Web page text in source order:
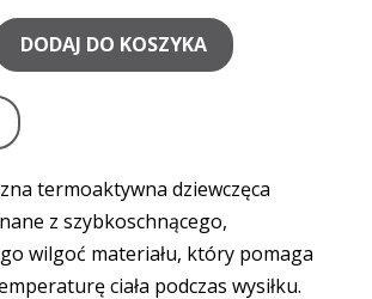
DODAJ DO KOSZYKA
termoaktywna dziewczęca
z szybkoschnącego,
wilgoć materiału, który pomaga
ciała podczas wysiłku.